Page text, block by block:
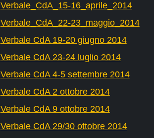
Verbale_CdA_15-16_aprile_2014
Verbale_CdA_22-23_maggio_2014
Verbale CdA 19-20 giugno 2014
Verbale CdA 23-24 luglio 2014
Verbale CdA 4-5 settembre 2014
Verbale CdA 2 ottobre 2014
Verbale CdA 9 ottobre 2014
Verbale CdA 29/30 ottobre 2014